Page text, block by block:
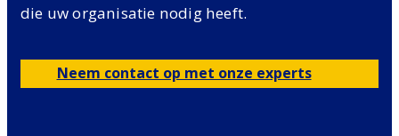
die uw organisatie nodig heeft.
Neem contact op met onze experts